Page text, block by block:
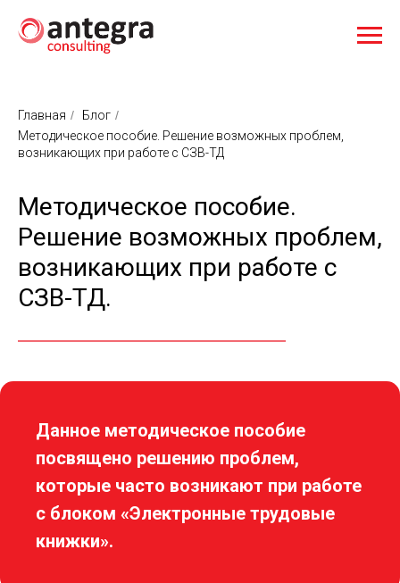
Главная / Блог /
Методическое пособие. Решение возможных проблем,
возникающих при работе с СЗВ-ТД
Методическое пособие.
Решение возможных проблем,
возникающих при работе с
СЗВ-ТД.
Данное методическое пособие
посвящено решению проблем,
которые часто возникают при работе
с блоком «Электронные трудовые
книжки».